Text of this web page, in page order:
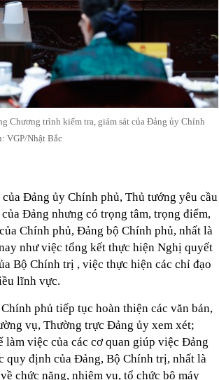
Chương trình kiểm tra, giám sát của Đảng ủy Chính
VGP/Nhật Bắc
Đảng ủy Chính phủ, Thủ tướng yêu cầu
Đảng nhưng có trọng tâm, trọng điểm,
Chính phủ, Đảng bộ Chính phủ, nhất là
như việc tổng kết thực hiện Nghị quyết
Bộ Chính trị , việc thực hiện các chỉ đạo
lĩnh vực.
phủ tiếp tục hoàn thiện các văn bản,
vụ, Thường trực Đảng ủy xem xét;
việc của các cơ quan giúp việc Đảng
quy định của Đảng, Bộ Chính trị, nhất là
chức năng, nhiệm vụ, tổ chức bộ máy